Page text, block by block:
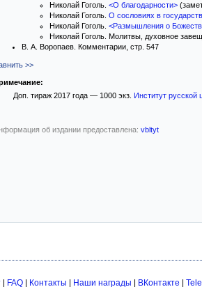
Николай Гоголь. <О благодарности>
Николай Гоголь. О сословиях в
Николай Гоголь. <Размышления о
Николай Гоголь. Молитвы, духовное
В. А. Воропаев. Комментарии, стр. 547
>>
Доп. тираж 2017 года — 1000 экз. Институт русской
об издании предоставлена: vbltyt
FAQ Контакты Наши награды ВКонтакте